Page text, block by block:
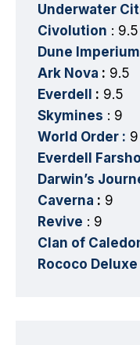
Underwater
Civolution : 9.5
Dune Imperium
Ark Nova : 9.5
Everdell : 9.5
Skymines : 9
World Order : 9
Everdell
Darwin’s
Caverna : 9
Revive : 9
Clan of
Rococo Deluxe